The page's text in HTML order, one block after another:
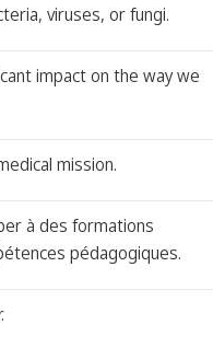
viruses, or fungi.
impact on the way we
mission.
à des formations
pédagogiques.